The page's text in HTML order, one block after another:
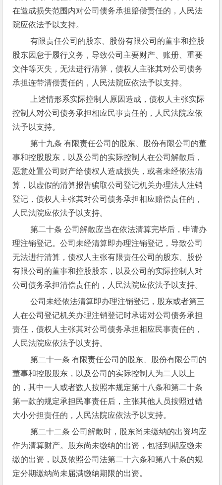
在造成损失范围内对公司债务承担赔偿责任的，人民法
院应依法予以支持。
有限责任公司的股东、股份有限公司的董事和控股
股东因怠于履行义务，导致公司主要财产、账册、重要
文件等灭失，无法进行清算，债权人主张其对公司债务
承担连带清偿责任的，人民法院应依法予以支持。
控制人对公司债务承担相应民事责任的，人民法院应依
法予以支持。
第十九条 有限责任公司的股东、股份有限公司的董
事和控股股东，以及公司的实际控制人在公司解散后，
恶意处置公司财产给债权人造成损失，或者未经依法清
算，以虚假的清算报告骗取公司登记机关办理法人注销
登记，债权人主张其对公司债务承担相应赔偿责任的，
人民法院应依法予以支持。
第二十条 公司解散应当在依法清算完毕后，申请办
理注销登记。公司未经清算即办理注销登记，导致公司
无法进行清算，债权人主张有限责任公司的股东、股份
有限公司的董事和控股股东，以及公司的实际控制人对
公司债务承担清偿责任的，人民法院应依法予以支持。
公司未经依法清算即办理注销登记，股东或者第三
人在公司登记机关办理注销登记时承诺对公司债务承担
责任，债权人主张其对公司债务承担相应民事责任的，
人民法院应依法予以支持。
第二十一条 有限责任公司的股东、股份有限公司的
董事和控股股东，以及公司的实际控制人为二人以上
的，其中一人或者数人按照本规定第十八条和第二十条
第一款的规定承担民事责任后，主张其他人员按照过错
大小分担责任的，人民法院应依法予以支持。
第二十二条 公司解散时，股东尚未缴纳的出资均应
作为清算财产。股东尚未缴纳的出资，包括到期应缴未
缴的出资，以及依照公司法第二十六条和第八十条的规
定分期缴纳尚未届满缴纳期限的出资。